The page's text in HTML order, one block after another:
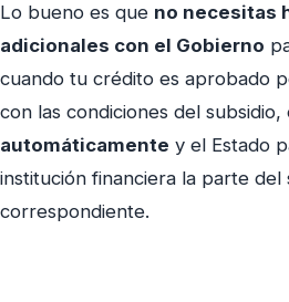
Lo bueno es que no necesitas
adicionales con el Gobierno
cuando tu crédito es aprobado
con las condiciones del
automáticamente y el Estado
institución financiera la parte del
correspondiente.